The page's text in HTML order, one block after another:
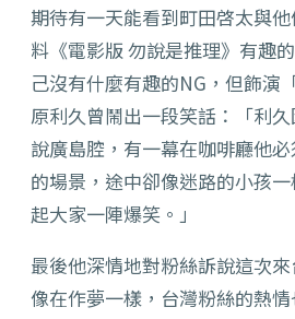
期待有一天能看到町田啓太與
料《電影版 勿說是推理》有趣
己沒有什麼有趣的NG，但飾演
原利久曾鬧出一段笑話：「利
說廣島腔，有一幕在咖啡廳他
的場景，途中卻像迷路的小孩
起大家一陣爆笑。」
最後他深情地對粉絲訴說這次
像在作夢一樣，台灣粉絲的熱